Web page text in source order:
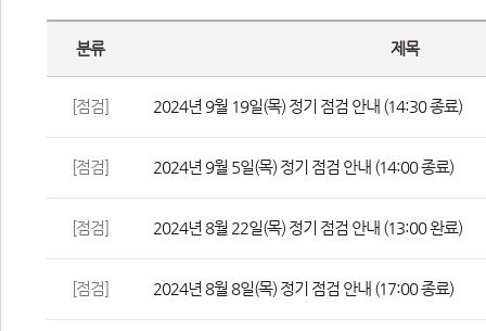
분류 제목
[점검] 2024년 9월 19일(목) 정기 점검 안내 (14:30 종료)
[점검] 2024년 9월 5일(목) 정기 점검 안내 (14:00 종료)
[점검] 2024년 8월 22일(목) 정기 점검 안내 (13:00 완료)
[점검] 2024년 8월 8일(목) 정기 점검 안내 (17:00 종료)